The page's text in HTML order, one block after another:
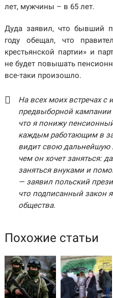
лет, мужчины – в 65 лет.
Дуда заявил, что бывший
году обещал, что
крестьянской партии» и
не будет повышать
все-таки произошло.
На всех моих встречах с
предвыборной
что я понижу
каждым работающим в
видит свою дальнейшую
чем он хочет заняться:
заняться внуками и
— заявил польский
что подписанный закон
общества.
Похожие статьи